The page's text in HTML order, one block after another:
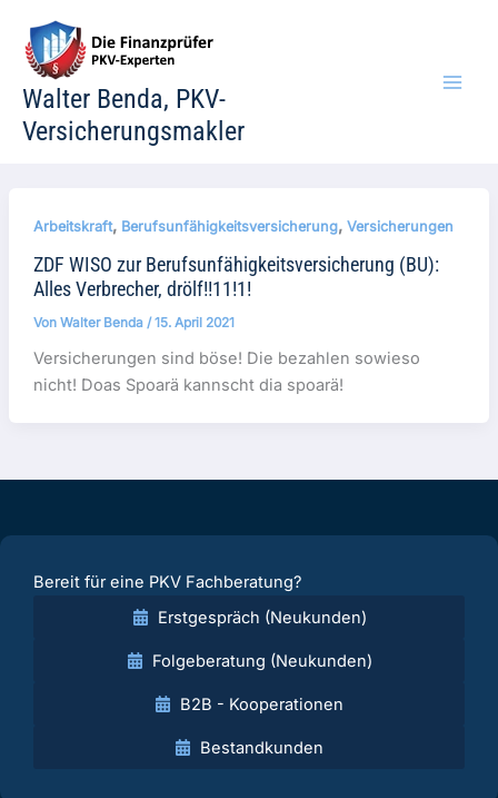
Inhalt
springen
Walter Benda, PKV-
Versicherungsmakler
Arbeitskraft, Berufsunfähigkeitsversicherung, Versicherungen
ZDF WISO zur Berufsunfähigkeitsversicherung (BU):
Alles Verbrecher, drölf!!11!1!
Von Walter Benda /15. April 2021
Versicherungen sind böse! Die bezahlen sowieso
nicht! Doas Spoarä kannscht dia spoarä!
Bereit für eine PKV Fachberatung?
Erstgespräch (Neukunden)
Folgeberatung (Neukunden)
B2B - Kooperationen
Bestandkunden